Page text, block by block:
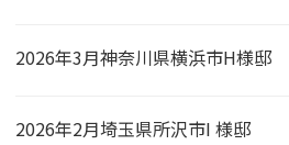
2026年3月神奈川県横浜市H様邸
2026年2月埼玉県所沢市I 様邸